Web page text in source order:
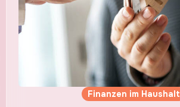
Finanzen im Haushalt